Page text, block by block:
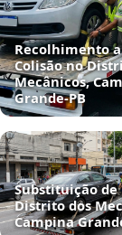
Recolhimento
Colisão no
Mecânicos,
Grande‑PB
Substituição de
Distrito dos
Campina